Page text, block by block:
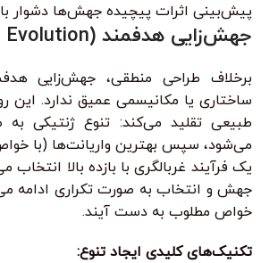
پیش‌بینی اثرات پیچیده جهش‌ها دشوار
جهش‌زایی هدفمند (Directed Evolution)
برخلاف طراحی منطقی، جهش‌زایی
ساختاری یا مکانیسمی عمیق ندارد. این
طبیعی تقلید می‌کند: تنوع ژنتیکی
می‌شود، سپس بهترین واریانت‌ها (با
یک فرآیند غربالگری با بازده بالا
جهش و انتخاب به صورت تکراری ادامه
خواص مطلوب به دست آیند.
تکنیک‌های کلیدی ایجاد تنوع: